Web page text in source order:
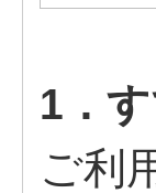
1．
ご利